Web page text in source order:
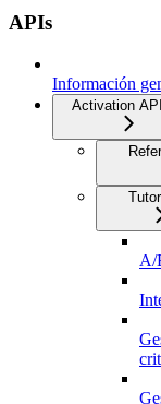
APIs
Información
Activation
A/